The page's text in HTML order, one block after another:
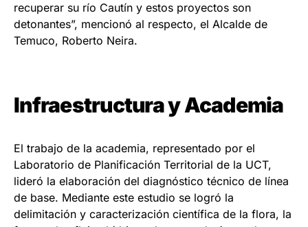
recuperar su río Cautín y estos proyectos son
detonantes”, mencionó al respecto, el Alcalde de
Temuco, Roberto Neira.
Infraestructura y Academia
El trabajo de la academia, representado por el
Laboratorio de Planificación Territorial de la UCT,
lideró la elaboración del diagnóstico técnico de línea
de base. Mediante este estudio se logró la
delimitación y caracterización científica de la flora, la